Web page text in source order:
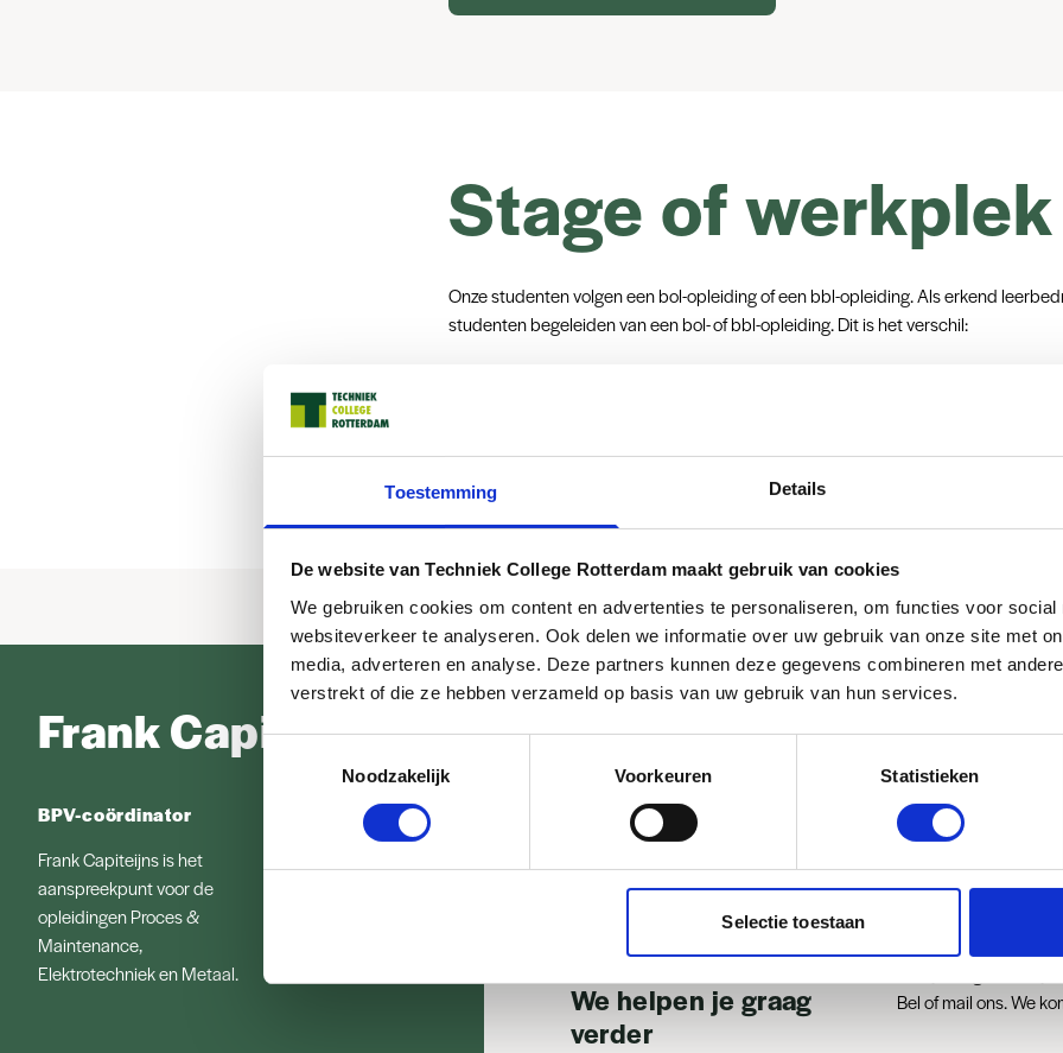
Toestemming Details
De website van Techniek College Rotterdam maakt gebruik van cookies
We gebruiken cookies om content en advertenties te personaliseren, om functies voor social
websiteverkeer te analyseren. Ook delen we informatie over uw gebruik van onze site met
media, adverteren en analyse. Deze partners kunnen deze gegevens combineren met
verstrekt of die ze hebben verzameld op basis van uw gebruik van hun services.
Toestemmingsselectie
Noodzakelijk
Voorkeuren Statistieken
Selectie toestaan
Stage of werkplek
Onze studenten volgen een bol-opleiding of een bbl-opleiding. Als erkend
studenten begeleiden van een bol- of bbl-opleiding. Dit is het verschil:
duurt.
Bij een bbl-opleiding werken de studenten 3 tot 4 dagen in jullie bedrijf en gaan ze
avond in de week naar school. Je sluit een arbeidsovereenkomst af met de
Heb je vragen
advies?
We helpen je graag
verder
Heb je vragen over
Bel of mail ons. We
Frank Capiteijns
BPV-coördinator
Frank Capiteijns is het
aanspreekpunt voor de
opleidingen Proces &
Maintenance,
Elektrotechniek en Metaal.